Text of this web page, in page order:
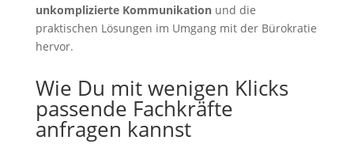
unkomplizierte Kommunikationund die
praktischen Lösungen im Umgang mit der Bürokratie
hervor.
Wie Du mit wenigen Klicks
passende Fachkräfte
anfragen kannst